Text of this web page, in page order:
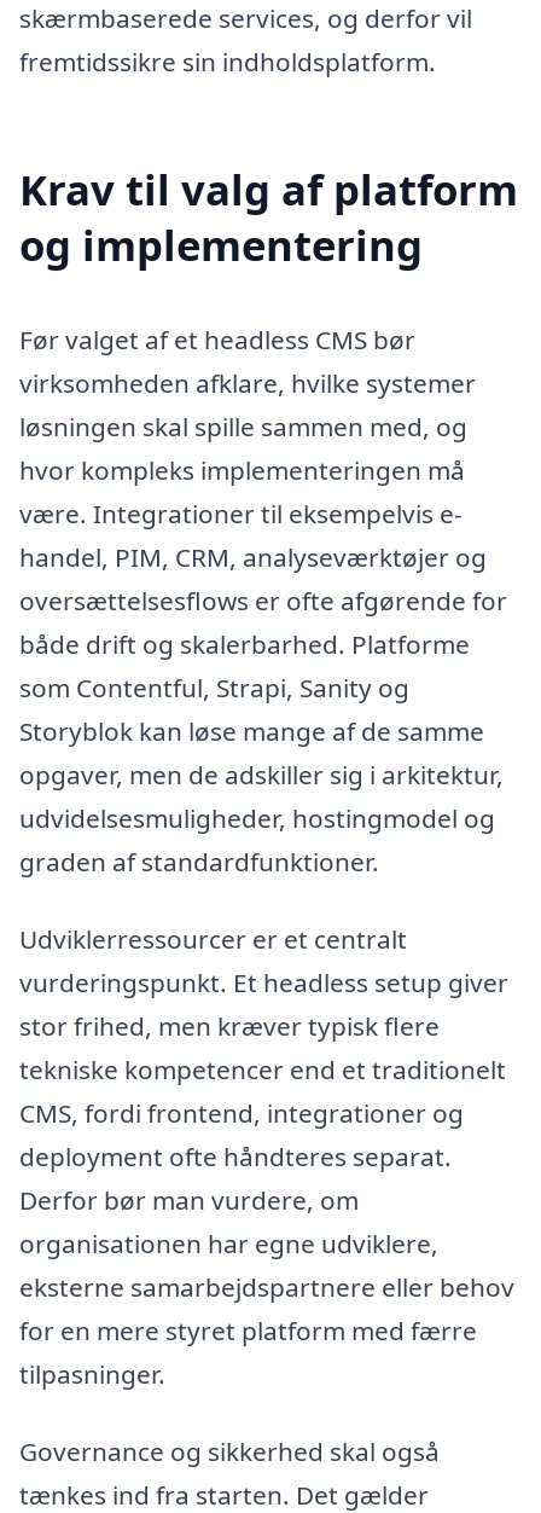
skærmbaserede services, og derfor vil
fremtidssikre sin indholdsplatform.
Krav til valg af platform
og implementering
Før valget af et headless CMS bør
virksomheden afklare, hvilke systemer
løsningen skal spille sammen med, og
hvor kompleks implementeringen må
være. Integrationer til eksempelvis e-
handel, PIM, CRM, analyseværktøjer og
oversættelsesflows er ofte afgørende for
både drift og skalerbarhed. Platforme
som Contentful, Strapi, Sanity og
Storyblok kan løse mange af de samme
opgaver, men de adskiller sig i arkitektur,
udvidelsesmuligheder, hostingmodel og
graden af standardfunktioner.
Udviklerressourcer er et centralt
vurderingspunkt. Et headless setup giver
stor frihed, men kræver typisk flere
tekniske kompetencer end et traditionelt
CMS, fordi frontend, integrationer og
deployment ofte håndteres separat.
Derfor bør man vurdere, om
organisationen har egne udviklere,
eksterne samarbejdspartnere eller behov
for en mere styret platform med færre
tilpasninger.
Governance og sikkerhed skal også
tænkes ind fra starten. Det gælder